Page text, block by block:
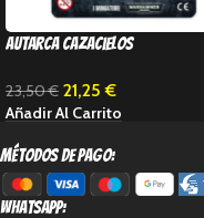
Autarca cazacielos
23,50€ 21,25€
Añadir Al Carrito
métodos de pago:
Whatsapp: